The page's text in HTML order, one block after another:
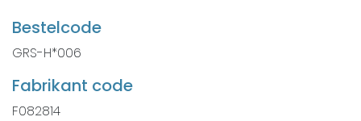
Bestelcode
GRS-H*006
Fabrikant code
F082814